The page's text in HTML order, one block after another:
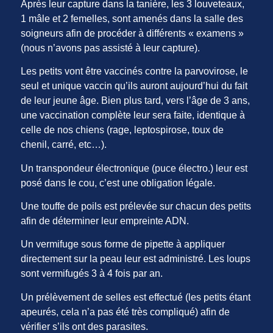
Après leur capture dans la tanière, les 3 louveteaux,
1 mâle et 2 femelles, sont amenés dans la salle des
soigneurs afin de procéder à différents « examens »
(nous n’avons pas assisté à leur capture).
Les petits vont être vaccinés contre la parvovirose, le
seul et unique vaccin qu’ils auront aujourd’hui du fait
de leur jeune âge. Bien plus tard, vers l’âge de 3 ans,
une vaccination complète leur sera faite, identique à
celle de nos chiens (rage, leptospirose, toux de
chenil, carré, etc…).
Un transpondeur électronique (puce électro.) leur est
posé dans le cou, c’est une obligation légale.
Une touffe de poils est prélevée sur chacun des petits
afin de déterminer leur empreinte ADN.
Un vermifuge sous forme de pipette à appliquer
directement sur la peau leur est administré. Les loups
sont vermifugés 3 à 4 fois par an.
Un prélèvement de selles est effectué (les petits étant
apeurés, cela n’a pas été très compliqué) afin de
vérifier s’ils ont des parasites.